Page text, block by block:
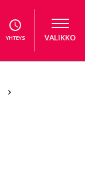
YHTEYS VALIKKO